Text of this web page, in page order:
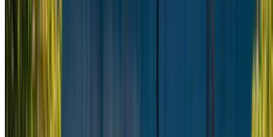
Casablanca